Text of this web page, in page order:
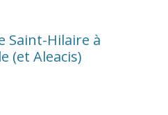
Saint-Hilaire à
(et Aleacis)